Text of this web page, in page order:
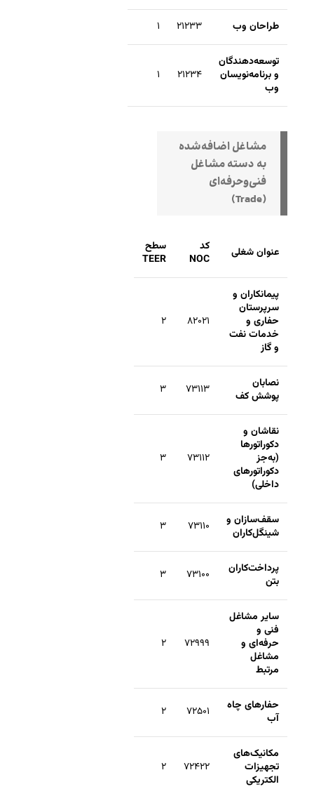
طراحان وب ۲۱۲۳۳ ۱
توسعه‌دهندگان
و برنامه‌نویسان
وب
۲۱۲۳۴ ۱
مشاغل اضافه‌شده
به دسته مشاغل
فنی‌وحرفه‌ای
(Trade)
عنوان شغلی
کد
NOC
سطح
TEER
پیمانکاران و
سرپرستان
حفاری و
خدمات نفت
و گاز
۸۲۰۲۱ ۲
نصابان
پوشش کف
۷۳۱۱۳ ۳
نقاشان و
دکوراتورها
(به‌جز
دکوراتورهای
داخلی)
۷۳۱۱۲ ۳
سقف‌سازان و
شینگل‌کاران
۷۳۱۱۰ ۳
پرداخت‌کاران
بتن
۷۳۱۰۰ ۳
سایر مشاغل
فنی و
حرفه‌ای و
مشاغل
مرتبط
۷۲۹۹۹ ۲
حفارهای چاه
آب
۷۲۵۰۱ ۲
مکانیک‌های
تجهیزات
الکتریکی
۷۲۴۲۲ ۲